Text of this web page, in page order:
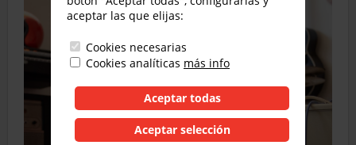
aceptar las que elijas:
Cookies necesarias
Cookies analíticas más info
Aceptar todas
Aceptar selección